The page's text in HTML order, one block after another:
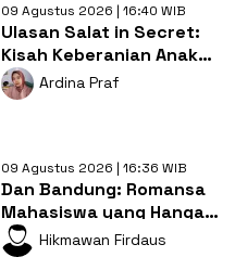
09 Agustus 2026 | 16:40 WIB
Ulasan Salat in Secret:
Kisah Keberanian Anak
Muslim yang
Menginspirasi
Ardina Praf
09 Agustus 2026 | 16:36 WIB
Dan Bandung: Romansa
Mahasiswa yang Hangat
dengan Bumbu
Persahabatan yang
Hikmawan Firdaus